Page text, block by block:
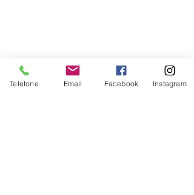
978-65-992756
978-65-992789
Telefone Email Facebook Instagram